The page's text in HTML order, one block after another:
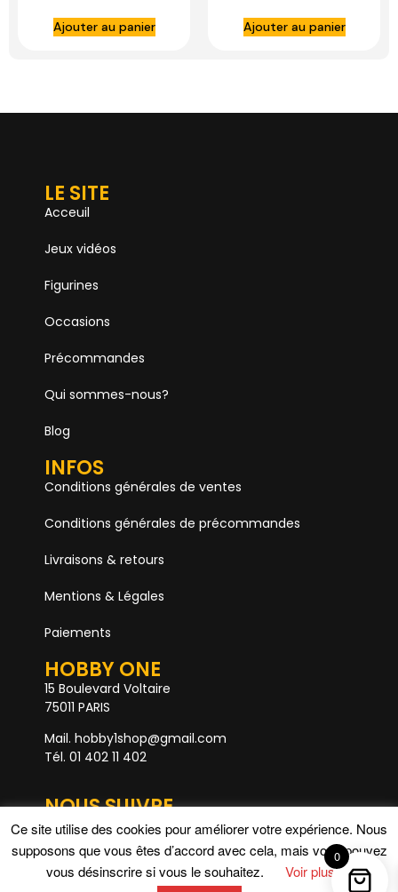
Rupture de stock
De-Fer – ETB EV04
Ajouter au panier Ajouter au panier
LE SITE
Acceuil
Jeux vidéos
Figurines
Occasions
Précommandes
Qui sommes-nous?
Blog
INFOS
Conditions générales de ventes
Conditions générales de précommandes
Livraisons & retours
Mentions & Légales
Paiements
HOBBY ONE
15 Boulevard Voltaire
75011 PARIS
Mail. hobby1shop@gmail.com
Tél. 01 402 11 402
NOUS SUIVRE
Ce site utilise des cookies pour améliorer votre expérience. Nous
supposons que vous êtes d’accord avec cela, mais vous pouvez
vous désinscrire si vous le souhaitez.
Voir plus
0